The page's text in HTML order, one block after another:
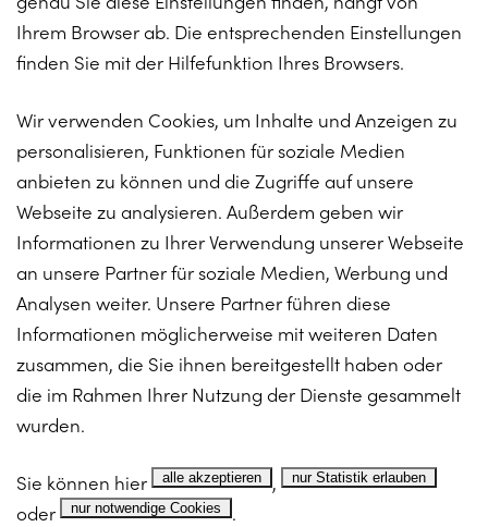
Ihrem Browser ab. Die entsprechenden Einstellungen
finden Sie mit der Hilfefunktion Ihres Browsers.
Wir verwenden Cookies, um Inhalte und Anzeigen zu
personalisieren, Funktionen für soziale Medien
anbieten zu können und die Zugriffe auf unsere
Webseite zu analysieren. Außerdem geben wir
Informationen zu Ihrer Verwendung unserer Webseite
an unsere Partner für soziale Medien, Werbung und
Analysen weiter. Unsere Partner führen diese
Informationen möglicherweise mit weiteren Daten
zusammen, die Sie ihnen bereitgestellt haben oder
die im Rahmen Ihrer Nutzung der Dienste gesammelt
wurden.
Sie können hier alle akzeptieren , nur Statistik erlauben
oder nur notwendige Cookies .